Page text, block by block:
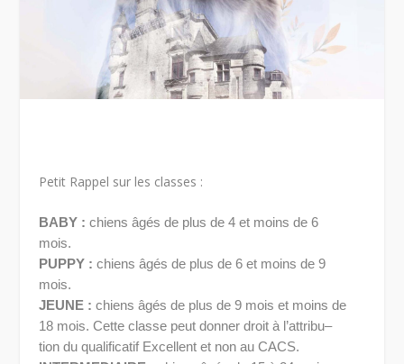
Petit Rappel sur les classes :
BABY : chiens âgés de plus de 4 et moins de 6
mois.
PUPPY : chiens âgés de plus de 6 et moins de 9
mois.
JEUNE : chiens âgés de plus de 9 mois et moins de
18 mois. Cette classe peut donner droit à l’attribu–
tion du qualificatif Excellent et non au CACS.